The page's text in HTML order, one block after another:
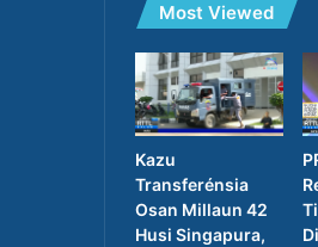
Most Viewed
Kazu
Transferénsia
Osan Millaun 42
Husi Singapura,